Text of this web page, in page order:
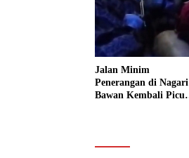
Jalan Minim
Penerangan di Nagari
Bawan Kembali Picu